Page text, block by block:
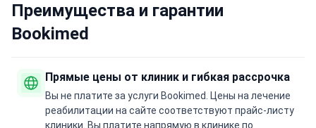
Преимущества и гарантии
Bookimed
Прямые цены от клиник и гибкая рассрочка
Вы не платите за услуги Bookimed. Цены на лечение
реабилитации на сайте соответствуют прайс-листу
клиники. Вы платите напрямую в клинике по